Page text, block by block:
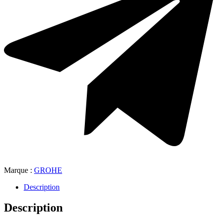
Marque : GROHE
Description
Description